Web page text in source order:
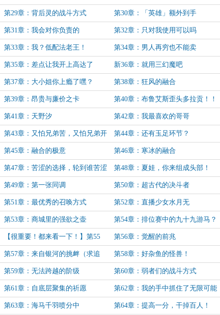
第29章：背后灵的战斗方式 第30章：「英雄」额外到手
第31章：我会对你负责的 第32章：只对我使用可以吗
第33章：我？低配法老王！ 第34章：男人再穷也不能卖
第35章：差点让我开上高达了 新36章：就用三幻魔吧
第37章：大小姐你上瘾了嘿？ 第38章：狂风的融合
第39章：昂贵与廉价之卡 第40章：布鲁艾斯歪头多拉贡！！
第41章：天野汐 第42章：我最喜欢的哥哥
第43章：又怕兄弟苦，又怕兄弟开
路虎
第44章：还有玉足环节？
第45章：融合的极意 第46章：寒冰的融合
第47章：苦涩的选择，轮到谁苦涩
了？
第48章：夏娃，你来组成头部！
第49章：第一张同调 第50章：超古代的决斗者
第51章：最优秀的召唤方式 第52章：直播少女水月无
第53章：商城里的强欲之壶 第54章：排位赛中的九十九游马？
【很重要！都来看一下！】第55
章：融合与同调（求追读）
第56章：觉醒的前兆
第57章：来自银河的挑衅（求追
读）
第58章：好杂鱼的怪兽！
第59章：无法跨越的阶级 第60章：弱者们的战斗方式
第61章：自底层聚集的祈愿 第62章：我的手中抓住了无限可能
性
第63章：海马千羽喷分中 第64章：提高一分，干掉百人！